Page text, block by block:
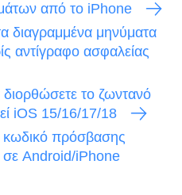
από το iPhone
διαγραμμένα μηνύματα
αντίγραφο ασφαλείας
το ζωντανό
iOS 15/16/17/18
πρόσβασης
σε Android/iPhone